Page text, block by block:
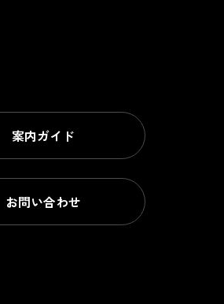
案内ガイド
お問い合わせ